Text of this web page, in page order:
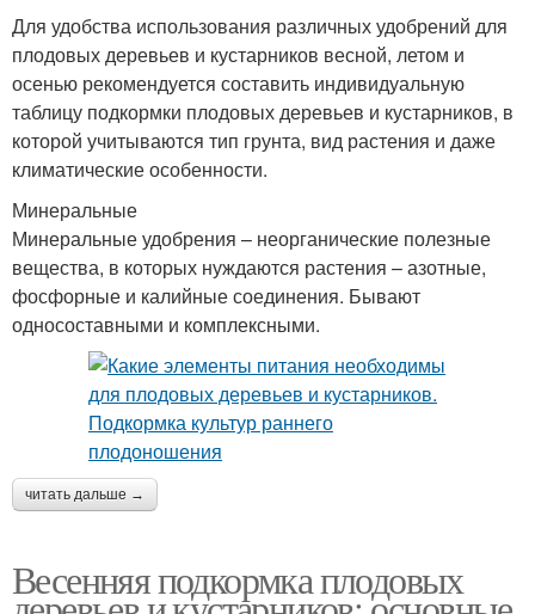
Для удобства использования различных удобрений для
плодовых деревьев и кустарников весной, летом и
осенью рекомендуется составить индивидуальную
таблицу подкормки плодовых деревьев и кустарников, в
которой учитываются тип грунта, вид растения и даже
климатические особенности.
Минеральные
Минеральные удобрения – неорганические полезные
вещества, в которых нуждаются растения – азотные,
фосфорные и калийные соединения. Бывают
односоставными и комплексными.
читать дальше →
Весенняя подкормка плодовых